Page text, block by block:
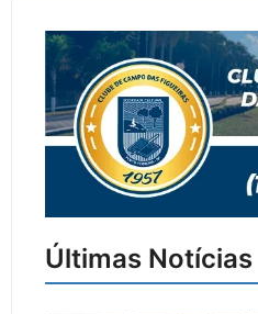
Últimas Notícias